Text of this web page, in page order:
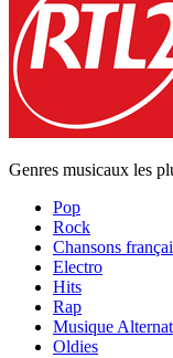
Genres musicaux les
Pop
Rock
Chansons
Electro
Hits
Rap
Musique
Oldies